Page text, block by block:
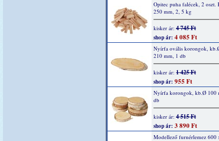
Opitec puha falécek, 2 oszt.
250 mm, 2, 5 kg
kisker ár: 4 745 Ft
shop ár: 4 085 Ft
Nyírfa ovális korongok,
210 mm, 1 db
kisker ár: 1 425 Ft
shop ár: 955 Ft
Nyírfa korongok, kb.Ø 100
db
kisker ár: 4 515 Ft
shop ár: 3 890 Ft
Modellező furnérlemez 600